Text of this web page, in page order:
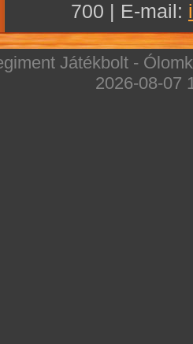
700 | E-mail:
Játékbolt -
2026-08-07